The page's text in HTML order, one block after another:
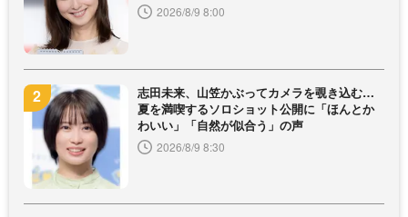
2026/8/9 8:00
志田未来、山笠かぶってカメラを覗き込む…
夏を満喫するソロショット公開に「ほんとか
わいい」「自然が似合う」の声
2026/8/9 8:30